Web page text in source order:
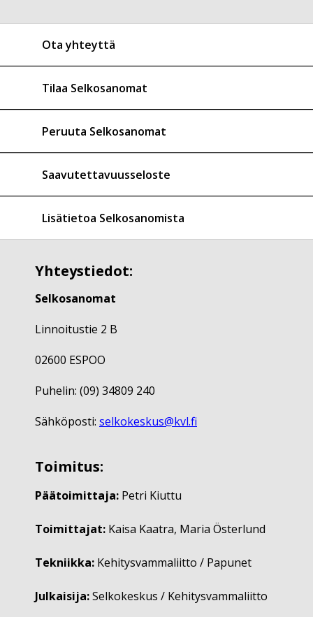
Ota yhteyttä
Tilaa Selkosanomat
Peruuta Selkosanomat
Saavutettavuusseloste
Lisätietoa Selkosanomista
Yhteystiedot:
Selkosanomat
Linnoitustie 2 B
02600 ESPOO
Puhelin: (09) 34809 240
Sähköposti: selkokeskus@kvl.fi
Toimitus:
Päätoimittaja: Petri Kiuttu
Toimittajat: Kaisa Kaatra, Maria Österlund
Tekniikka: Kehitysvammaliitto / Papunet
Julkaisija:Selkokeskus / Kehitysvammaliitto